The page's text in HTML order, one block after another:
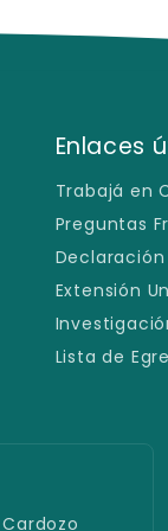
Enlaces
Trabajá en
Preguntas
Extensión
Lista de